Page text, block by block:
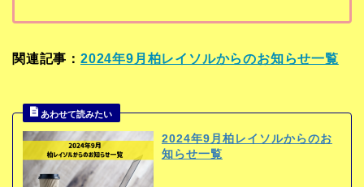
関連記事： 2024年9月柏レイソルからのお知らせ一覧
2024年9月柏レイソルからのお
知らせ一覧